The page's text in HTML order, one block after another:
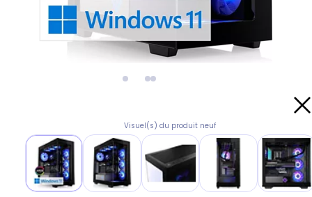
Visuel(s) du produit neuf